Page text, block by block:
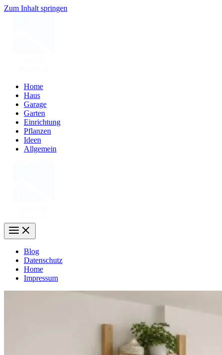
Zum Inhalt springen
Home
Haus
Garage
Garten
Einrichtung
Pflanzen
Ideen
Allgemein
Blog
Datenschutz
Home
Impressum